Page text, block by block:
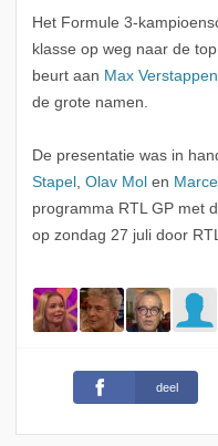
Het Formule 3-
klasse op weg naar de
beurt aan Max Verstappen
de grote namen.
De presentatie was in
Stapel , Olav Mol en
programma RTL GP met
op zondag 27 juli door
deel